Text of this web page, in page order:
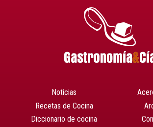
Noticias
Recetas de Cocina
Diccionario de cocina